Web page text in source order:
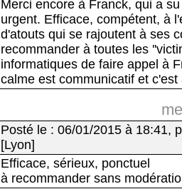
Merci encore à Franck, qui a
urgent. Efficace, compétent, à
d'atouts qui se rajoutent à ses
recommander à toutes les
informatiques de faire appel à
calme est communicatif et
Posté le : 06/01/2015 à 18:41,
[Lyon]
Efficace, sérieux, ponctuel
à recommander sans